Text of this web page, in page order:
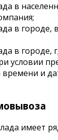
в
в городе,
в городе,
условии
и
имеет